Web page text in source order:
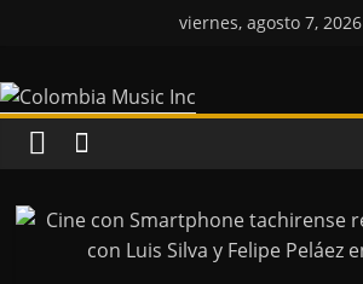
viernes, agosto 7, 2026
Colombia
Music
Inc